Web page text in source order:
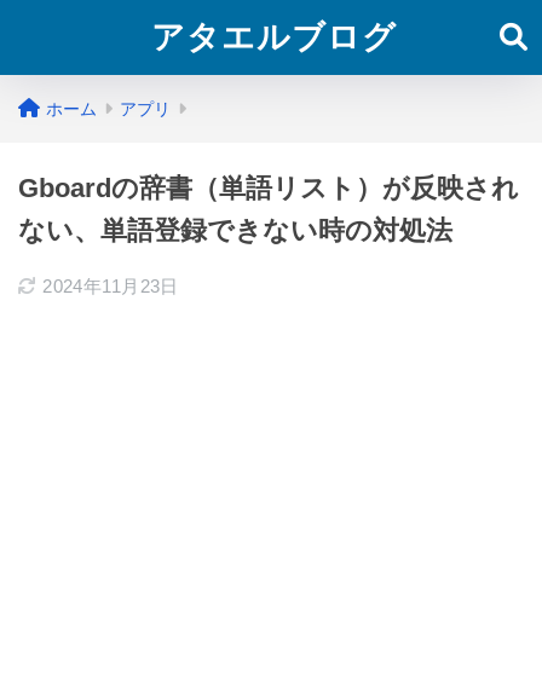
アタエルブログ
ホーム アプリ
Gboardの辞書（単語リスト）が反映され
ない、単語登録できない時の対処法
2024年11月23日